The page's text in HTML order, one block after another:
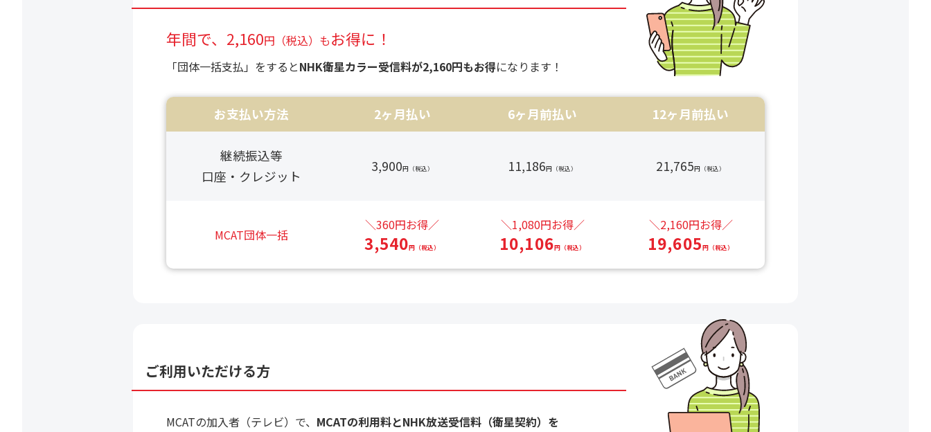
年間で、2,160円（税込）もお得に！
「団体一括支払」をするとNHK衛星カラー受信料が2,160円もお得になります！
お支払い方法 2ヶ月払い 6ヶ月前払い 12ヶ月前払い
継続振込等
口座・クレジット
3,900円（税込） 11,186円（税込） 21,765円（税込）
MCAT団体一括
＼360円お得／
3,540円（税込）
＼1,080円お得／
10,106円（税込）
＼2,160円お得／
19,605円（税込）
ご利用いただける方
MCATの加入者（テレビ）で、 MCATの利用料とNHK放送受信料（衛星契約）を